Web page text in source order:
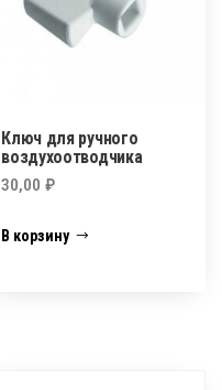
Ключ для ручного
воздухоотводчика
30,00₽
В корзину